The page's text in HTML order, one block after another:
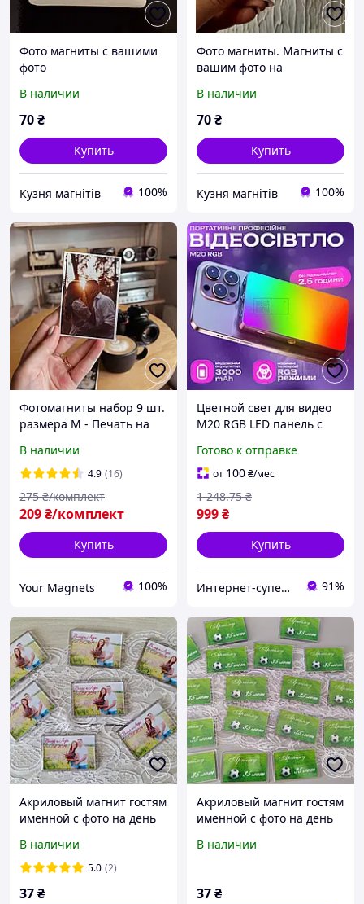
Фото магниты с вашими
фото
В наличии
70₴
Купить
Кузня магнітів 100%
Фото магниты. Магниты с
вашим фото на
В наличии
70₴
Купить
Кузня магнітів 100%
Фотомагниты набор 9 шт.
размера M - Печать на
В наличии
4.9 (16)
209₴/комплект
275 ₴/комплект
Купить
Your Magnets 100%
Цветной свет для видео
M20 RGB LED панель с
видеосъёмки и селфи
Готово к отправке
от 100₴/мес
999₴
1 248.75 ₴
Купить
Интернет-супермаркет 91%
Акриловый магнит гостям
именной с фото на день
мм
В наличии
5.0 (2)
37₴
Акриловый магнит гостям
именной с фото на день
мм
В наличии
37₴